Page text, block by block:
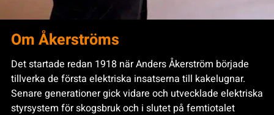
Om Åkerströms
Det startade redan 1918 när Anders Åkerström började
tillverka de första elektriska insatserna till kakelugnar.
Senare generationer gick vidare och utvecklade elektriska
styrsystem för skogsbruk och i slutet på femtiotalet